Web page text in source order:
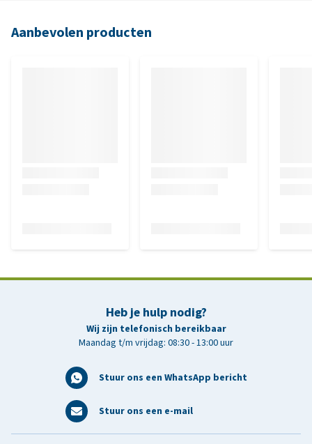
Aanbevolen producten
Heb je hulp nodig?
Wij zijn telefonisch bereikbaar
Maandag t/m vrijdag: 08:30 - 13:00 uur
Stuur ons een WhatsApp bericht
Stuur ons een e-mail